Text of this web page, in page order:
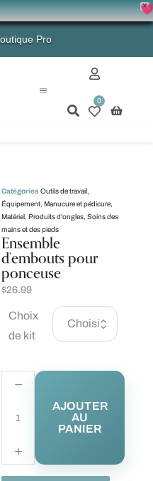
X
💗 -
Pro
0
Catégories Outils de travail
Équipement Manucure et pédicure
Matériel Produits d'ongles Soins des
mains et des pieds
Ensemble
d’embouts pour
ponceuse
$26.99
Choix
de kit
AJOUTER
AU
PANIER